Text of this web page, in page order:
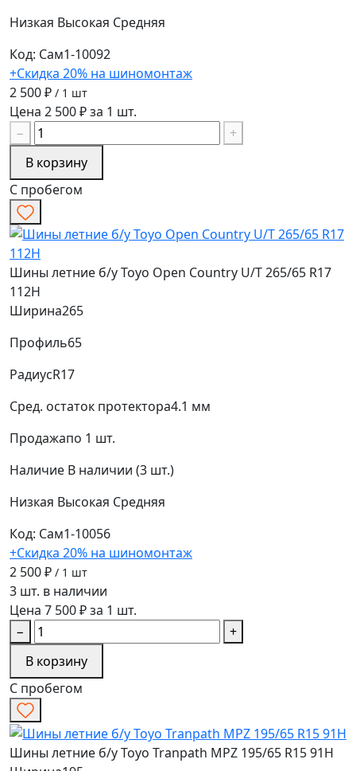
Низкая Высокая Средняя
Код: Сам1-10092
+Скидка 20% на шиномонтаж
2 500 ₽ / 1 шт
Цена 2 500 ₽ за 1 шт.
−
+
В корзину
С пробегом
Шины летние б/у Toyo Open Country U/T 265/65 R17
112H
Ширина265
Профиль65
РадиусR17
Сред. остаток протектора4.1 мм
Продажапо 1 шт.
Наличие В наличии (3 шт.)
Низкая Высокая Средняя
Код: Сам1-10056
+Скидка 20% на шиномонтаж
2 500 ₽ / 1 шт
3 шт. в наличии
Цена 7 500 ₽ за 1 шт.
−
+
В корзину
С пробегом
Шины летние б/у Toyo Tranpath MPZ 195/65 R15 91H